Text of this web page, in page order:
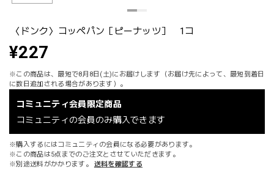
〈ドンク〉コッペパン［ピーナッツ］ 1コ
¥227
※この商品は、最短で8月8日(土)にお届けします（お届け先によって、最短到着日
に数日追加される場合があります）。
コミュニティ会員限定商品
コミュニティの会員のみ購入できます
※購入するにはコミュニティの会員になる必要があります。
※この商品は5点までのご注文とさせていただきます。
※別途送料がかかります。
送料を確認する